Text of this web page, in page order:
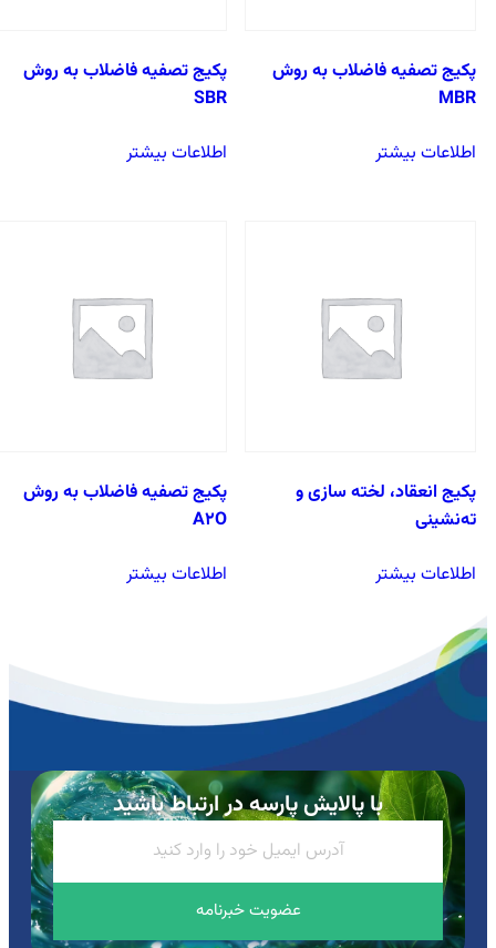
پکیج تصفیه فاضلاب به روش
MBR
اطلاعات بیشتر
پکیج تصفیه فاضلاب به روش
SBR
اطلاعات بیشتر
پکیج انعقاد، لخته سازی و
ته‌نشینی
اطلاعات بیشتر
پکیج تصفیه فاضلاب به روش
A2O
اطلاعات بیشتر
با پالایش پارسه در ارتباط باشید
عضویت خبرنامه